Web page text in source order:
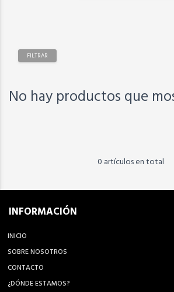
FILTRAR
No hay productos que
0 artículos en total
INFORMACIÓN
INICIO
SOBRE NOSOTROS
CONTACTO
¿DÓNDE ESTAMOS?